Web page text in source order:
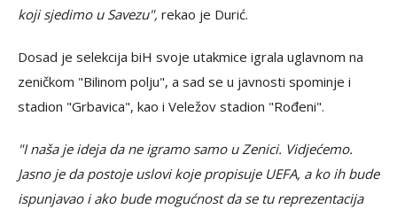
koji sjedimo u Savezu", rekao je Durić.
Dosad je selekcija biH svoje utakmice igrala uglavnom na
zeničkom "Bilinom polju", a sad se u javnosti spominje i
stadion "Grbavica", kao i Veležov stadion "Rođeni".
"I naša je ideja da ne igramo samo u Zenici. Vidjećemo.
Jasno je da postoje uslovi koje propisuje UEFA, a ko ih bude
ispunjavao i ako bude mogućnost da se tu reprezentacija